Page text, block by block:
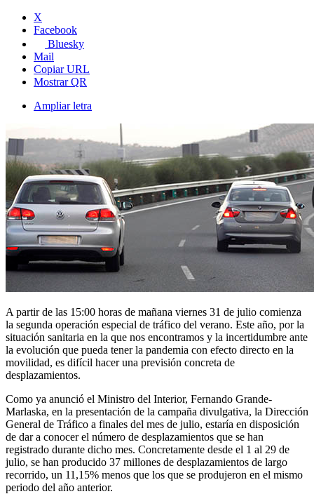
X
Facebook
Bluesky
Mail
Copiar URL
Mostrar QR
Ampliar letra
A partir de las 15:00 horas de mañana viernes 31 de julio comienza
la segunda operación especial de tráfico del verano. Este año, por la
situación sanitaria en la que nos encontramos y la incertidumbre ante
la evolución que pueda tener la pandemia con efecto directo en la
movilidad, es difícil hacer una previsión concreta de
desplazamientos.
Como ya anunció el Ministro del Interior, Fernando Grande-
Marlaska, en la presentación de la campaña divulgativa, la Dirección
General de Tráfico a finales del mes de julio, estaría en disposición
de dar a conocer el número de desplazamientos que se han
registrado durante dicho mes. Concretamente desde el 1 al 29 de
julio, se han producido 37 millones de desplazamientos de largo
recorrido, un 11,15% menos que los que se produjeron en el mismo
periodo del año anterior.